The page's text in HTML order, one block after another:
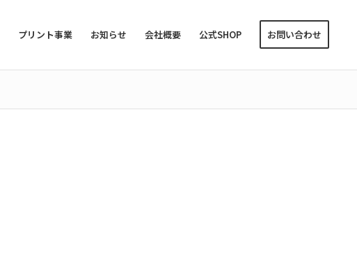
プリント事業 お知らせ 会社概要 公式SHOP お問い合わせ